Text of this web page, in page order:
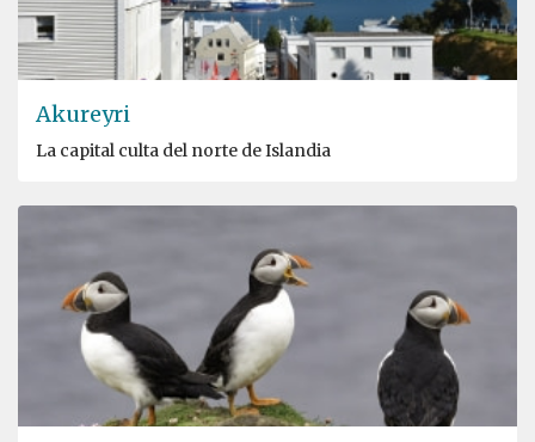
Akureyri
La capital culta del norte de Islandia